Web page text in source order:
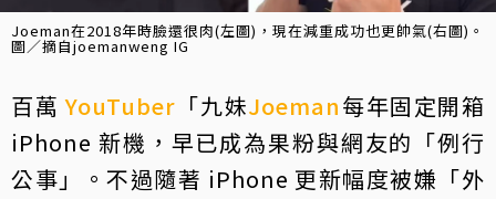
Joeman在2018年時臉還很肉(左圖)，現在減重成功也更帥氣(右圖)。
圖／摘自joemanweng IG
百萬YouTuber 「九妹Joeman每年固定開箱
iPhone 新機，早已成為果粉與網友的「例行
公事」。不過隨著 iPhone 更新幅度被嫌「外